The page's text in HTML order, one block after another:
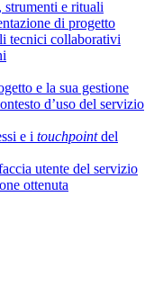
strumenti e rituali
di progetto
tecnici collaborativi
e la sua gestione
d’uso del servizio
e i touchpointdel
utente del servizio
ottenuta